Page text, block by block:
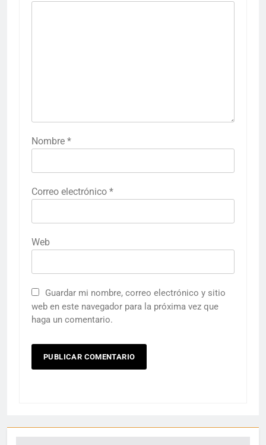
Nombre *
Correo electrónico *
Web
Guardar mi nombre, correo electrónico y sitio
web en este navegador para la próxima vez que
haga un comentario.